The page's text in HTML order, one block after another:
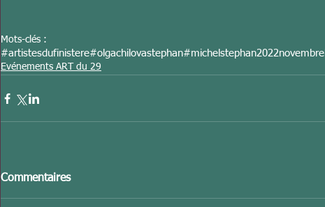
Mots-clés :
#artistesdufinistere#olgachilovastephan#michelstephan2022novembre
Evénements ART du 29
Commentaires